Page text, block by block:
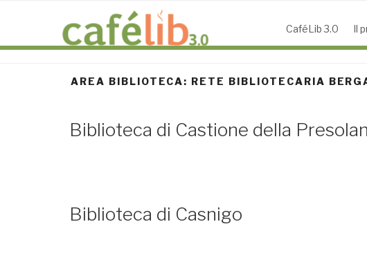
CaféLib 3.0 Il
AREA BIBLIOTECA: RETE BIBLIOTECARIA
Biblioteca di Castione della
Biblioteca di Casnigo